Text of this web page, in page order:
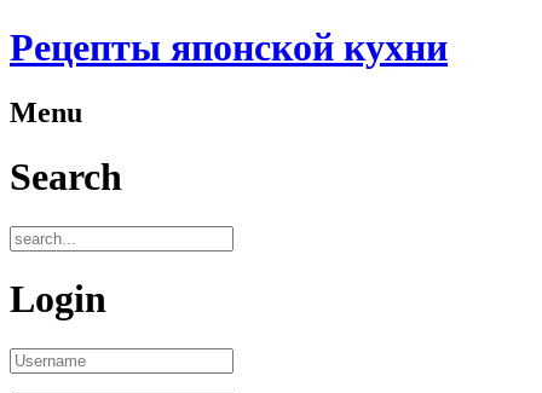
Рецепты японской кухни
Menu
Search
Login